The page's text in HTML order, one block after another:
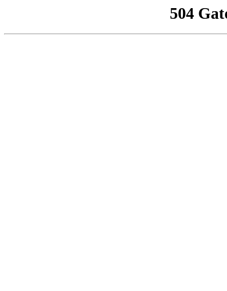
504